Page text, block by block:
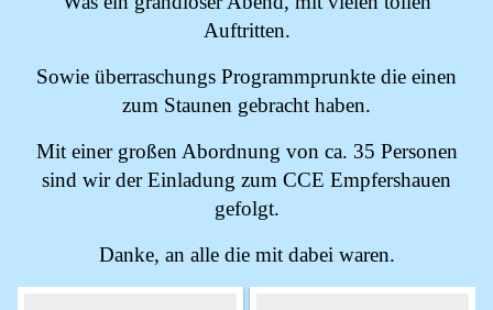
Auftritten.
Sowie überraschungs Programmprunkte die einen
zum Staunen gebracht haben.
Mit einer großen Abordnung von ca. 35 Personen
sind wir der Einladung zum CCE Empfershauen
gefolgt.
Danke, an alle die mit dabei waren.